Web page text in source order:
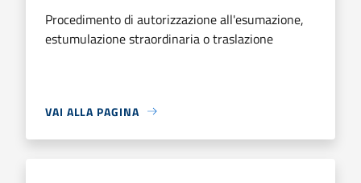
Procedimento di autorizzazione all'esumazione,
estumulazione straordinaria o traslazione
VAI ALLA PAGINA